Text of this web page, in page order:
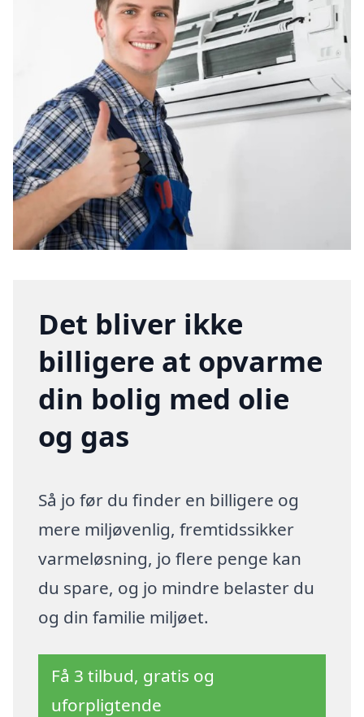
Det bliver ikke
billigere at opvarme
din bolig med olie
og gas
Så jo før du finder en billigere og
mere miljøvenlig, fremtidssikker
varmeløsning, jo flere penge kan
du spare, og jo mindre belaster du
og din familie miljøet.
Få 3 tilbud, gratis og
uforpligtende